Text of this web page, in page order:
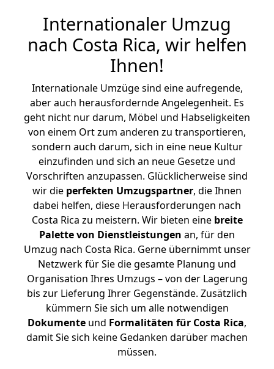
Internationaler Umzug
nach Costa Rica, wir helfen
Ihnen!
Internationale Umzüge sind eine aufregende,
aber auch herausfordernde Angelegenheit. Es
geht nicht nur darum, Möbel und Habseligkeiten
von einem Ort zum anderen zu transportieren,
sondern auch darum, sich in eine neue Kultur
einzufinden und sich an neue Gesetze und
Vorschriften anzupassen. Glücklicherweise sind
wir die perfekten Umzugspartner, die Ihnen
dabei helfen, diese Herausforderungen nach
Costa Rica zu meistern. Wir bieten eine breite
Palette von Dienstleistungen an, für den
Umzug nach Costa Rica. Gerne übernimmt unser
Netzwerk für Sie die gesamte Planung und
Organisation Ihres Umzugs – von der Lagerung
bis zur Lieferung Ihrer Gegenstände. Zusätzlich
kümmern Sie sich um alle notwendigen
Dokumente und Formalitäten für Costa Rica,
damit Sie sich keine Gedanken darüber machen
müssen.